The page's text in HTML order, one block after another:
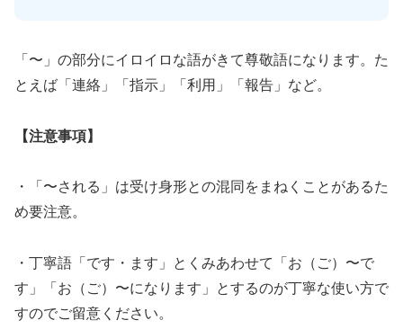
「〜」の部分にイロイロな語がきて尊敬語になります。た
とえば「連絡」「指示」「利用」「報告」など。
【注意事項】
・「〜される」は受け身形との混同をまねくことがあるた
め要注意。
・丁寧語「です・ます」とくみあわせて「お（ご）〜で
す」「お（ご）〜になります」とするのが丁寧な使い方で
すのでご留意ください。